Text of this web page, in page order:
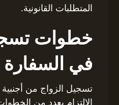
المتطلبات القانونية.
خطوات
في السفارة
تسجيل الزواج من
الالتزام بعدد من